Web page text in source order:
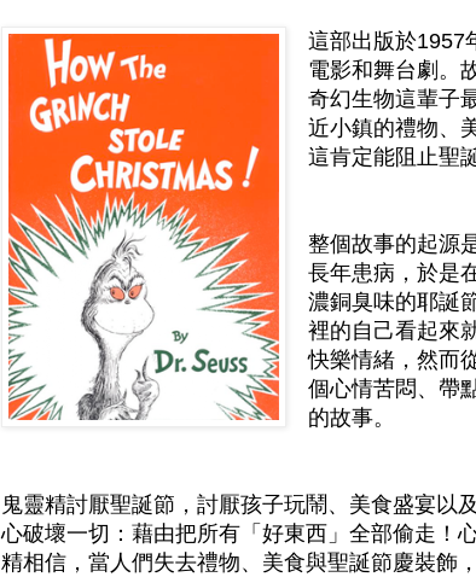
這部出版於1957
電影和舞台劇。
奇幻生物這輩子
近小鎮的禮物、
這肯定能阻止聖
整個故事的起源
長年患病，於是
濃銅臭味的耶誕
裡的自己看起來
快樂情緒，然而
個心情苦悶、帶
的故事。
鬼靈精討厭聖誕節，討厭孩子玩鬧、美食盛宴以
心破壞一切：藉由把所有「好東西」全部偷走！
精相信，當人們失去禮物、美食與聖誕節慶裝飾